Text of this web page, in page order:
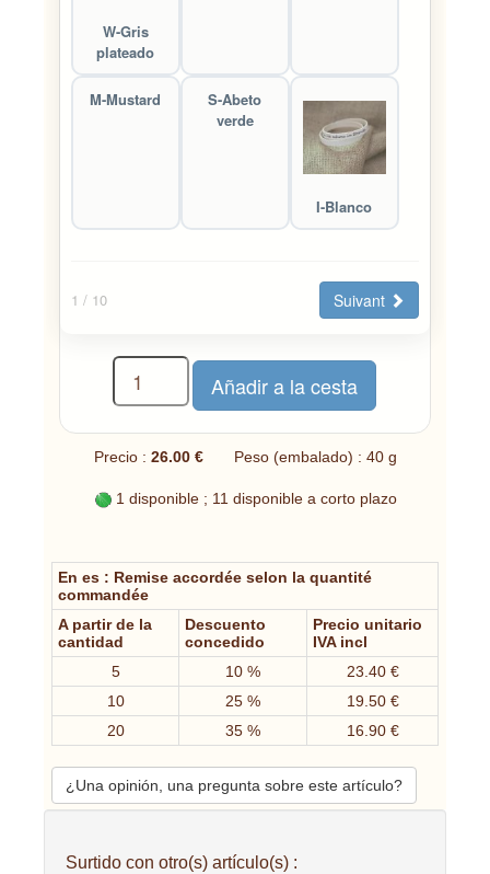
W-Gris
plateado
M-Mustard
S-Abeto
verde
I-Blanco
1 / 10 Suivant
Precio : 26.00 € Peso (embalado) : 40 g
1 disponible ; 11 disponible a corto plazo
En es : Remise accordée selon la quantité
commandée
A partir de la
cantidad
Descuento
concedido
Precio unitario
IVA incl
5
10 %
23.40 €
10
25 %
19.50 €
20
35 % 16.90 €
¿Una opinión, una pregunta sobre este artículo?
Surtido con otro(s) artículo(s) :